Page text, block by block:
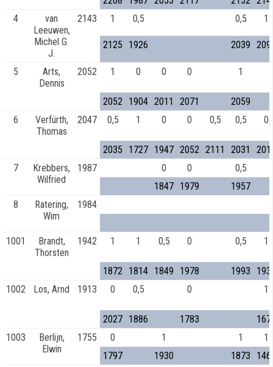
4
van
Leeuwen,
Michel G.
J.
2143 1 0,5 0,5 1
2125 1926 2039
5
Arts,
Dennis
2052 1 0 0 0 1
2052 1904 2011 2071
2059
6
Verfürth,
Thomas
2047 0,5 1 0 0 0,5 0,5 0
2035 1727 1947 2052 2111 2031
7
Krebbers,
Wilfried
1987 0 0
0,5
1847 1979
1957
8
Ratering,
Wim
1984
1001
Brandt,
Thorsten
1942 1 1 0,5 0 0,5 1
1872 1814 1849 1978 1993
1002
Los, Arnd 1913 0 0,5 0 1
2027 1886 1783
1003
Berlijn,
Elwin
1755 0 1 1
1
1797
1930 1873